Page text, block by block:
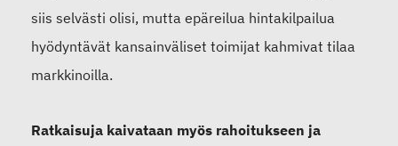
siis selvästi olisi, mutta epäreilua hintakilpailua
hyödyntävät kansainväliset toimijat kahmivat tilaa
markkinoilla.
Ratkaisuja kaivataan myös rahoitukseen ja